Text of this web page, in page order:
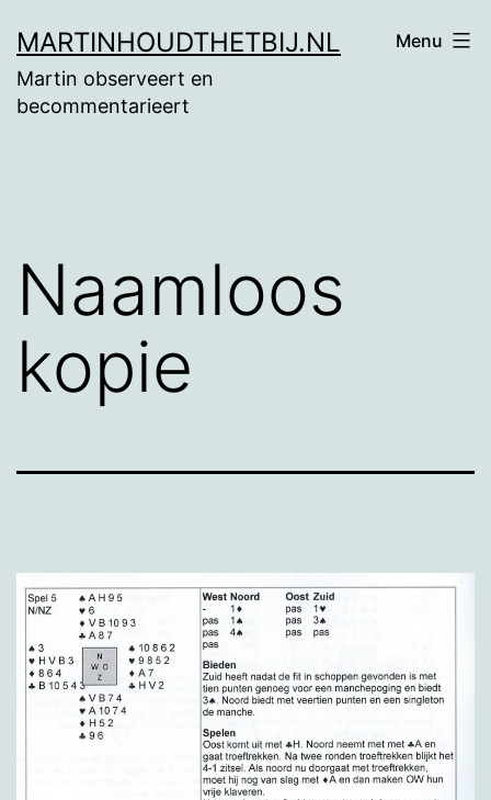
naar
de
MARTINHOUDTHETBIJ.NL
Martin observeert en
becommentarieert
Menu
Naamloos
kopie